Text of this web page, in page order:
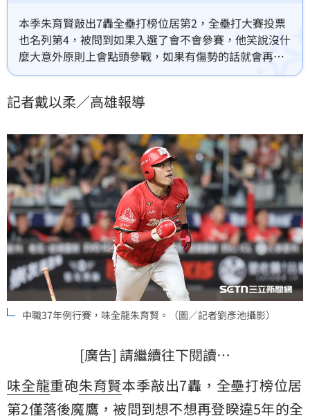
本季朱育賢敲出7轟全壘打榜位居第2，全壘打大賽投票
也名列第4，被問到如果入選了會不會參賽，他笑說沒什
麼大意外原則上會點頭參戰，如果有傷勢的話就會再衡
量，「我首先蠻感謝球迷的投票，讓我能入選，就盡力
算我們職棒一年一度的盛會。」
記者戴以柔／高雄報導
中職37年例行賽，味全龍朱育賢。（圖／記者劉彥池攝影）
[廣告] 請繼續往下閱讀…
味全龍重砲朱育賢本季敲出7轟，全壘打榜位居
第2僅落後魔鷹，被問到想不想再登睽違5年的全